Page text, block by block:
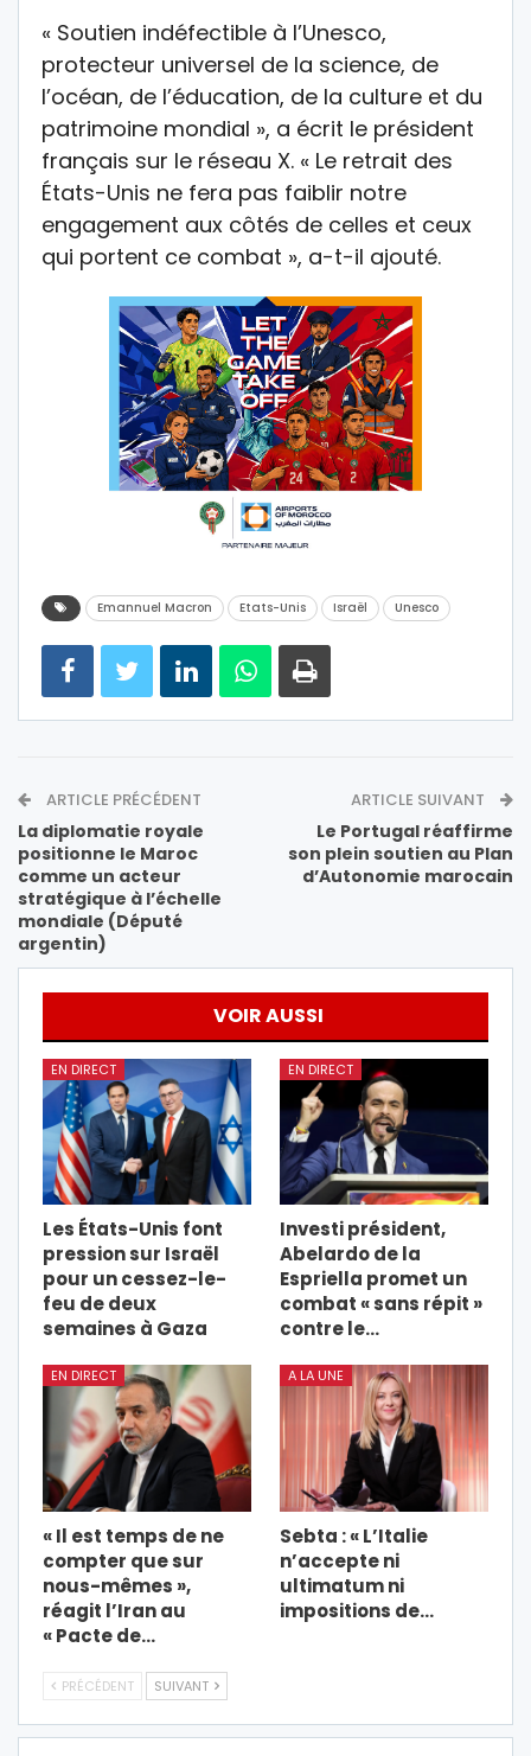
« Soutien indéfectible à l’Unesco,
protecteur universel de la science, de
l’océan, de l’éducation, de la culture et du
patrimoine mondial », a écrit le président
français sur le réseau X. « Le retrait des
États-Unis ne fera pas faiblir notre
engagement aux côtés de celles et ceux
qui portent ce combat », a-t-il ajouté.
Emannuel Macron Etats-Unis Israël Unesco
ARTICLE PRÉCÉDENT
La diplomatie royale
positionne le Maroc
comme un acteur
stratégique à l’échelle
mondiale (Député
argentin)
ARTICLE SUIVANT
Le Portugal réaffirme
son plein soutien au Plan
d’Autonomie marocain
VOIR AUSSI
EN DIRECT
Les États-Unis font
pression sur Israël
pour un cessez-le-
feu de deux
semaines à Gaza
EN DIRECT
Investi président,
Abelardo de la
Espriella promet un
combat « sans répit »
contre le…
EN DIRECT
« Il est temps de ne
compter que sur
nous-mêmes »,
réagit l’Iran au
« Pacte de…
A LA UNE
Sebta : « L’Italie
n’accepte ni
ultimatum ni
impositions de…
PRÉCÉDENT SUIVANT